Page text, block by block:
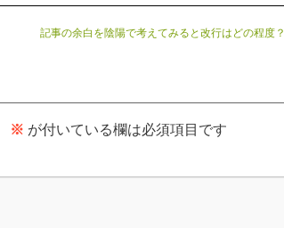
記事の余白を陰陽で考えてみると改行はどの程度？
※ が付いている欄は必須項目です